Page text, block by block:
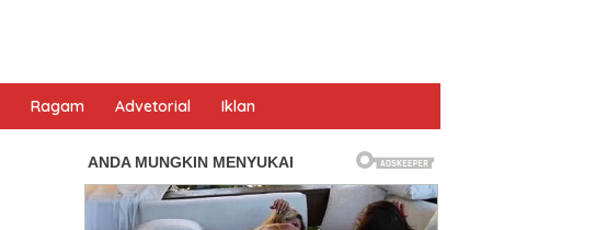
Ragam Advetorial Iklan